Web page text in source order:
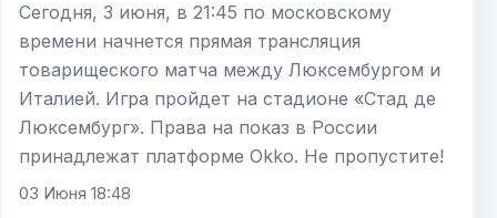
Сегодня, 3 июня, в 21:45 по московскому
времени начнется прямая трансляция
товарищеского матча между Люксембургом и
Италией. Игра пройдет на стадионе «Стад де
Люксембург». Права на показ в России
принадлежат платформе Okko. Не пропустите!
03 Июня 18:48